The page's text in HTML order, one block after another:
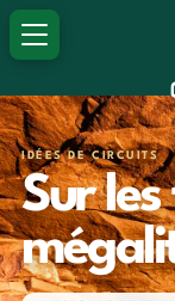
IDÉES DE CIRCUITS
Sur les